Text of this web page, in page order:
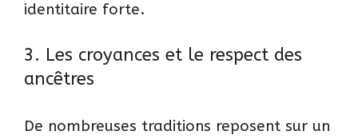
identitaire forte.
3. Les croyances et le respect des
ancêtres
De nombreuses traditions reposent sur un